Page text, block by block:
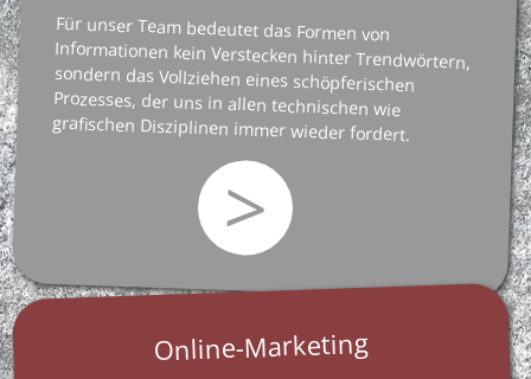
Für unser Team bedeutet das Formen von
Informationen kein Verstecken hinter Trendwörtern,
sondern das Vollziehen eines schöpferischen
Prozesses, der uns in allen technischen wie
grafischen Disziplinen immer wieder fordert.
>
Online-Marketing